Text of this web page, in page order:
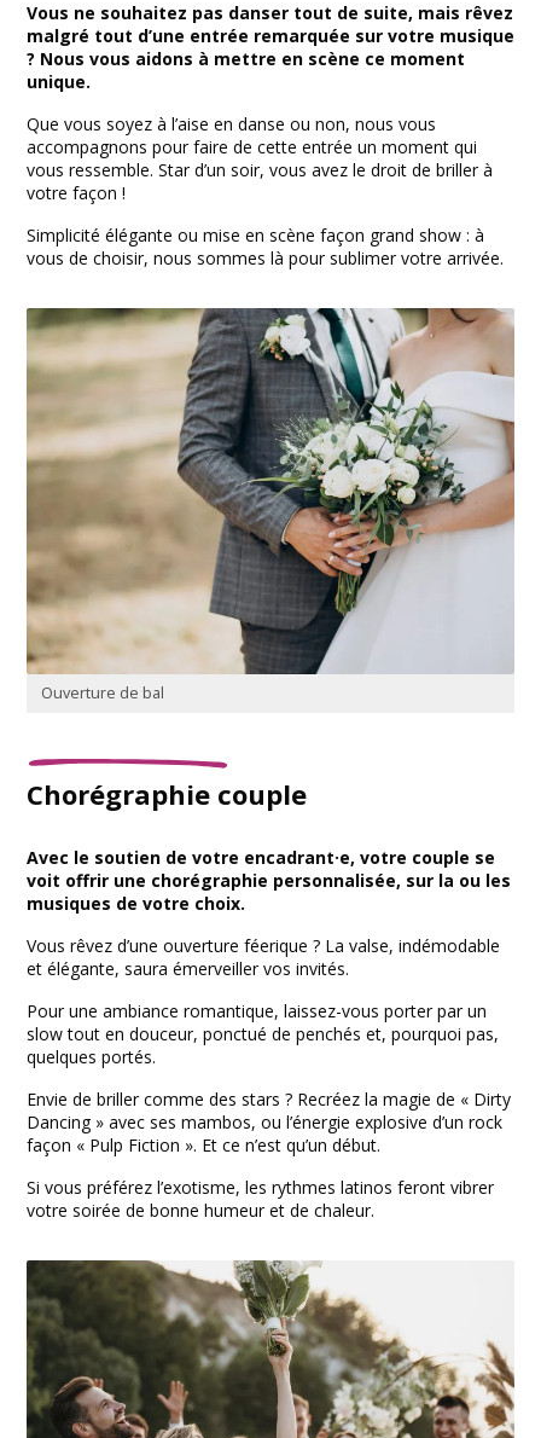
Vous ne souhaitez pas danser tout de suite, mais rêvez
malgré tout d’une entrée remarquée sur votre musique
? Nous vous aidons à mettre en scène ce moment
unique.
Que vous soyez à l’aise en danse ou non, nous vous
accompagnons pour faire de cette entrée un moment qui
vous ressemble. Star d’un soir, vous avez le droit de briller à
votre façon !
Simplicité élégante ou mise en scène façon grand show : à
vous de choisir, nous sommes là pour sublimer votre arrivée.
Ouverture de bal
Chorégraphie couple
Avec le soutien de votre encadrant·e, votre couple se
voit offrir une chorégraphie personnalisée, sur la ou les
musiques de votre choix.
Vous rêvez d’une ouverture féerique ? La valse, indémodable
et élégante, saura émerveiller vos invités.
Pour une ambiance romantique, laissez-vous porter par un
slow tout en douceur, ponctué de penchés et, pourquoi pas,
quelques portés.
Envie de briller comme des stars ? Recréez la magie de « Dirty
Dancing » avec ses mambos, ou l’énergie explosive d’un rock
façon « Pulp Fiction ». Et ce n’est qu’un début.
Si vous préférez l’exotisme, les rythmes latinos feront vibrer
votre soirée de bonne humeur et de chaleur.